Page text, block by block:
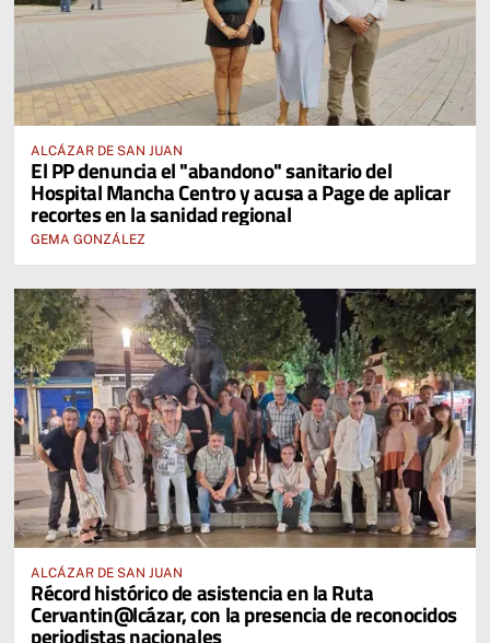
ALCÁZAR DE SAN JUAN
El PP denuncia el "abandono" sanitario del
Hospital Mancha Centro y acusa a Page de aplicar
recortes en la sanidad regional
GEMA GONZÁLEZ
ALCÁZAR DE SAN JUAN
Récord histórico de asistencia en la Ruta
Cervantin@lcázar, con la presencia de reconocidos
periodistas nacionales